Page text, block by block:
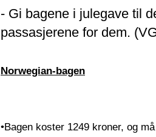
- Gi bagene i julegave til
passasjerene for dem.
Norwegian-bagen
•Bagen koster 1249 kroner, og